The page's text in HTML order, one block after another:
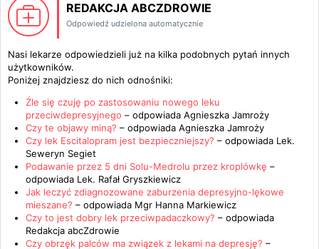
REDAKCJA ABCZDROWIE
Odpowiedź udzielona automatycznie
Nasi lekarze odpowiedzieli już na kilka podobnych pytań innych
użytkowników.
Poniżej znajdziesz do nich odnośniki:
Źle się czuję po zastosowaniu nowego leku
przeciwdepresyjnego – odpowiada Agnieszka Jamroży
Czy te objawy miną? – odpowiada Agnieszka Jamroży
Czy lek Escitalopram jest bezpieczniejszy? – odpowiada Lek.
Seweryn Segiet
Podawanie przez 5 dni Solu-Medrolu przez kroplówkę –
odpowiada Lek. Rafał Gryszkiewicz
Jak leczyć zdiagnozowane zaburzenia depresyjno-lękowe
mieszane? – odpowiada Mgr Hanna Markiewicz
Czy to jest dobry lek przeciwpadaczkowy? – odpowiada
Redakcja abcZdrowie
Czy obrzęk palców ma związek z lekami na depresję? –